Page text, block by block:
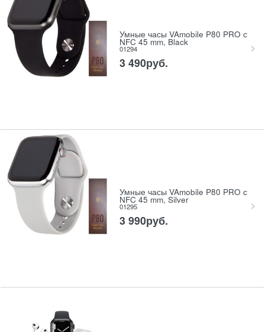
Умные часы VAmobile P80 PRO с
NFC 45 mm, Black
01294
3 490руб.
Умные часы VAmobile P80 PRO с
NFC 45 mm, Silver
01295
3 990руб.